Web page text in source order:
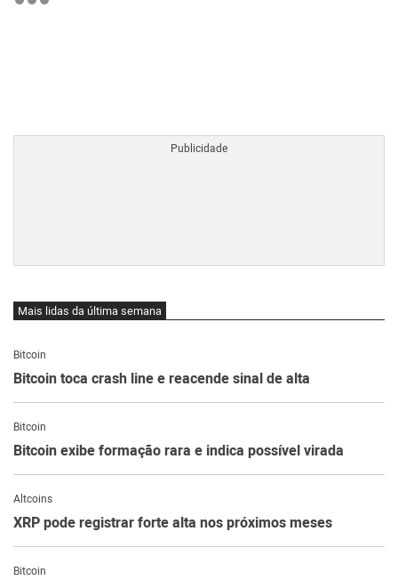
Mais lidas da última semana
Bitcoin
Bitcoin toca crash line e reacende sinal de alta
Bitcoin
Bitcoin exibe formação rara e indica possível virada
Altcoins
XRP pode registrar forte alta nos próximos meses
Bitcoin